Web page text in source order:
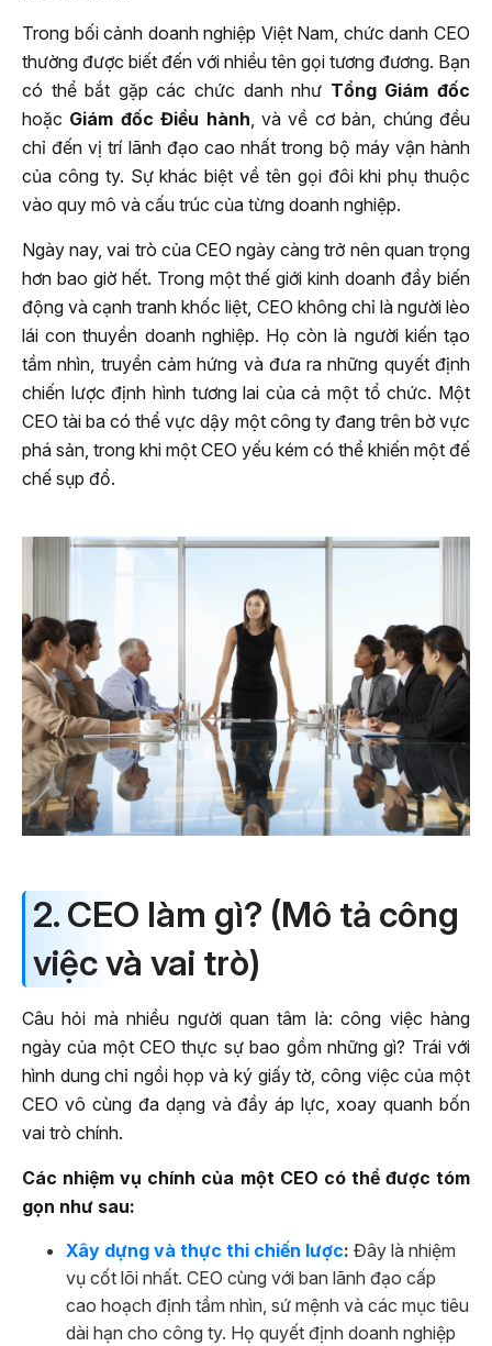
Trong bối cảnh doanh nghiệp Việt Nam, chức danh CEO
thường được biết đến với nhiều tên gọi tương đương. Bạn
có thể bắt gặp các chức danh như Tổng Giám đốc
hoặc Giám đốc Điều hành, và về cơ bản, chúng đều
chỉ đến vị trí lãnh đạo cao nhất trong bộ máy vận hành
của công ty. Sự khác biệt về tên gọi đôi khi phụ thuộc
vào quy mô và cấu trúc của từng doanh nghiệp.
Ngày nay, vai trò của CEO ngày càng trở nên quan trọng
hơn bao giờ hết. Trong một thế giới kinh doanh đầy biến
động và cạnh tranh khốc liệt, CEO không chỉ là người lèo
lái con thuyền doanh nghiệp. Họ còn là người kiến tạo
tầm nhìn, truyền cảm hứng và đưa ra những quyết định
chiến lược định hình tương lai của cả một tổ chức. Một
CEO tài ba có thể vực dậy một công ty đang trên bờ vực
phá sản, trong khi một CEO yếu kém có thể khiến một đế
chế sụp đổ.
2. CEO làm gì? (Mô tả công
việc và vai trò)
Câu hỏi mà nhiều người quan tâm là: công việc hàng
ngày của một CEO thực sự bao gồm những gì? Trái với
hình dung chỉ ngồi họp và ký giấy tờ, công việc của một
CEO vô cùng đa dạng và đầy áp lực, xoay quanh bốn
vai trò chính.
Các nhiệm vụ chính của một CEO có thể được tóm
gọn như sau:
Xây dựng và thực thi chiến lược: Đây là nhiệm
vụ cốt lõi nhất. CEO cùng với ban lãnh đạo cấp
cao hoạch định tầm nhìn, sứ mệnh và các mục tiêu
dài hạn cho công ty. Họ quyết định doanh nghiệp